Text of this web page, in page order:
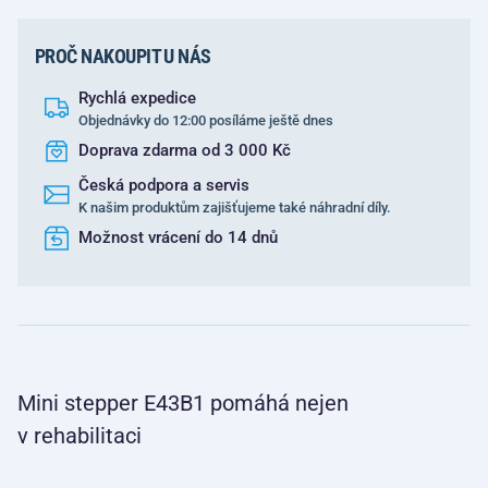
PROČ NAKOUPIT U NÁS
Rychlá expedice
Objednávky do 12:00 posíláme ještě dnes
Doprava zdarma od 3 000 Kč
Česká podpora a servis
K našim produktům zajišťujeme také náhradní díly.
Možnost vrácení do 14 dnů
Mini stepper E43B1 pomáhá nejen
v rehabilitaci